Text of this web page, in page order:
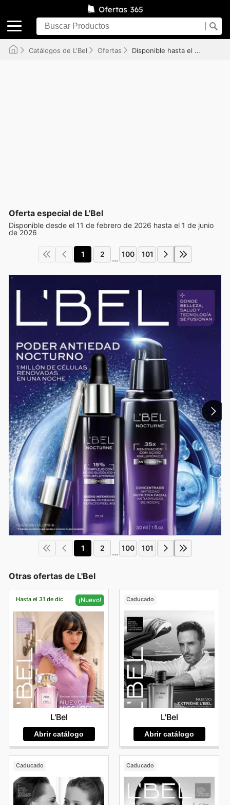
Catálogos de L'Bel Ofertas Disponible hasta el 01/06/2026
Oferta especial de L'Bel
Disponible desde el 11 de febrero de 2026 hasta el 1 de junio
de 2026
1 2 ... 100 101
1 2 ... 100 101
Otras ofertas de L'Bel
Hasta el 31 de dic ¡Nuevo!
L'Bel
Abrir catálogo
Caducado
L'Bel
Abrir catálogo
Caducado Caducado